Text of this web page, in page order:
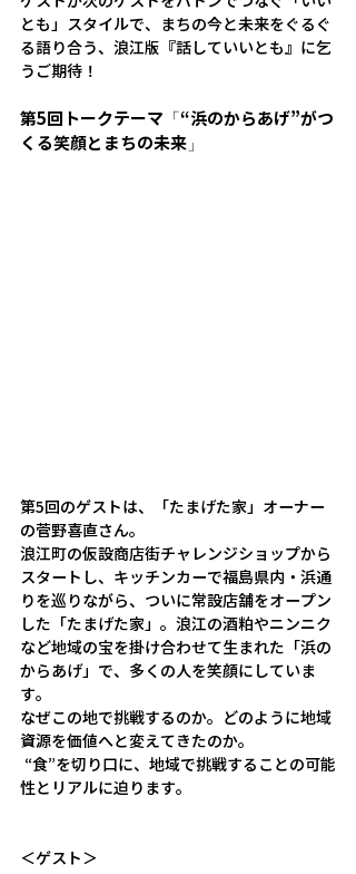
とも」スタイルで、まちの今と未来をぐるぐ
る語り合う、浪江版『話していいとも』に乞
うご期待！
第5回トークテーマ「“浜のからあげ”がつ
くる笑顔とまちの未来」
第5回のゲストは、「たまげた家」オーナー
の菅野喜直さん。
浪江町の仮設商店街チャレンジショップから
スタートし、キッチンカーで福島県内・浜通
りを巡りながら、ついに常設店舗をオープン
した「たまげた家」。浪江の酒粕やニンニク
など地域の宝を掛け合わせて生まれた「浜の
からあげ」で、多くの人を笑顔にしていま
す。
なぜこの地で挑戦するのか。どのように地域
資源を価値へと変えてきたのか。
性とリアルに迫ります。
＜ゲスト＞